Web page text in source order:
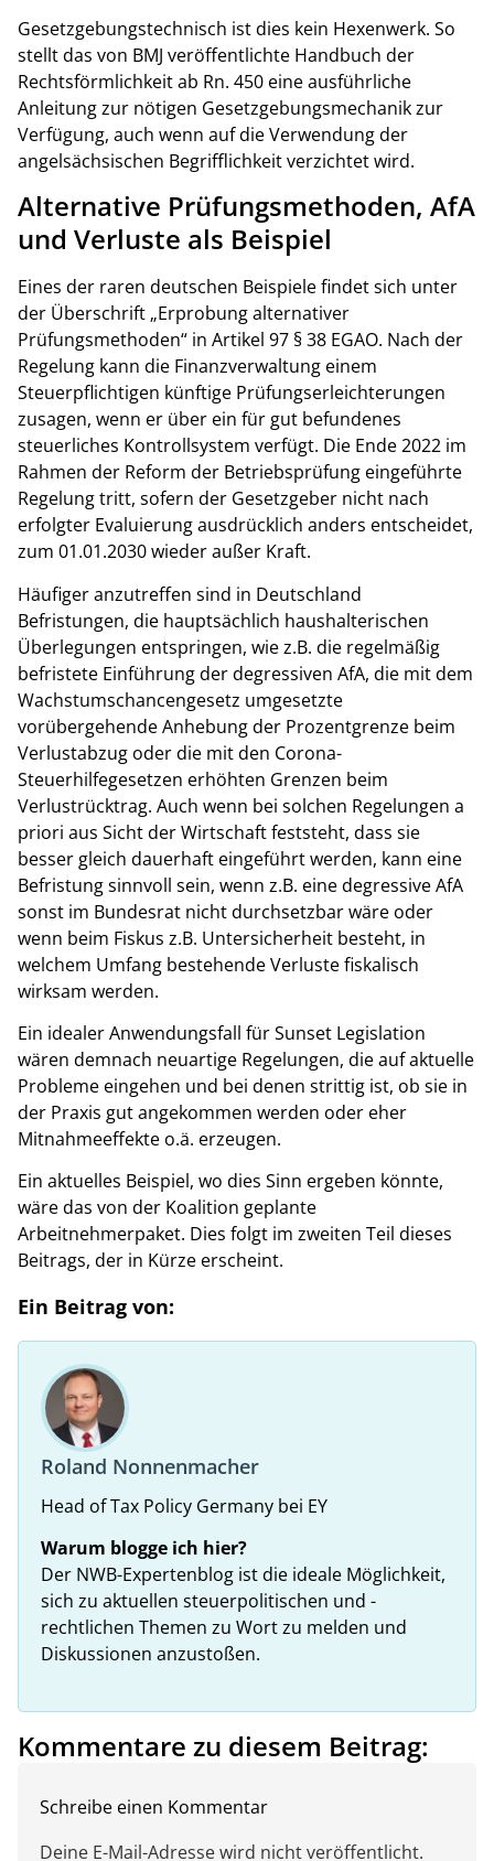
Gesetzgebungstechnisch ist dies kein Hexenwerk. So
stellt das von BMJ veröffentlichte Handbuch der
Rechtsförmlichkeit ab Rn. 450 eine ausführliche
Anleitung zur nötigen Gesetzgebungsmechanik zur
Verfügung, auch wenn auf die Verwendung der
angelsächsischen Begrifflichkeit verzichtet wird.
Alternative Prüfungsmethoden, AfA
und Verluste als Beispiel
Eines der raren deutschen Beispiele findet sich unter
der Überschrift „Erprobung alternativer
Prüfungsmethoden“ in Artikel 97 § 38 EGAO. Nach der
Regelung kann die Finanzverwaltung einem
Steuerpflichtigen künftige Prüfungserleichterungen
zusagen, wenn er über ein für gut befundenes
steuerliches Kontrollsystem verfügt. Die Ende 2022 im
Rahmen der Reform der Betriebsprüfung eingeführte
Regelung tritt, sofern der Gesetzgeber nicht nach
erfolgter Evaluierung ausdrücklich anders entscheidet,
zum 01.01.2030 wieder außer Kraft.
Häufiger anzutreffen sind in Deutschland
Befristungen, die hauptsächlich haushalterischen
Überlegungen entspringen, wie z.B. die regelmäßig
befristete Einführung der degressiven AfA, die mit dem
Wachstumschancengesetz umgesetzte
vorübergehende Anhebung der Prozentgrenze beim
Verlustabzug oder die mit den Corona-
Steuerhilfegesetzen erhöhten Grenzen beim
Verlustrücktrag. Auch wenn bei solchen Regelungen a
priori aus Sicht der Wirtschaft feststeht, dass sie
besser gleich dauerhaft eingeführt werden, kann eine
Befristung sinnvoll sein, wenn z.B. eine degressive AfA
sonst im Bundesrat nicht durchsetzbar wäre oder
wenn beim Fiskus z.B. Untersicherheit besteht, in
welchem Umfang bestehende Verluste fiskalisch
wirksam werden.
Ein idealer Anwendungsfall für Sunset Legislation
wären demnach neuartige Regelungen, die auf aktuelle
Probleme eingehen und bei denen strittig ist, ob sie in
der Praxis gut angekommen werden oder eher
Mitnahmeeffekte o.ä. erzeugen.
Ein aktuelles Beispiel, wo dies Sinn ergeben könnte,
wäre das von der Koalition geplante
Arbeitnehmerpaket. Dies folgt im zweiten Teil dieses
Beitrags, der in Kürze erscheint.
Ein Beitrag von:
Roland Nonnenmacher
Head of Tax Policy Germany bei EY
Warum blogge ich hier?
Der NWB-Expertenblog ist die ideale Möglichkeit,
sich zu aktuellen steuerpolitischen und -
rechtlichen Themen zu Wort zu melden und
Diskussionen anzustoßen.
Kommentare zu diesem Beitrag:
Schreibe einen Kommentar
Deine E-Mail-Adresse wird nicht veröffentlicht.